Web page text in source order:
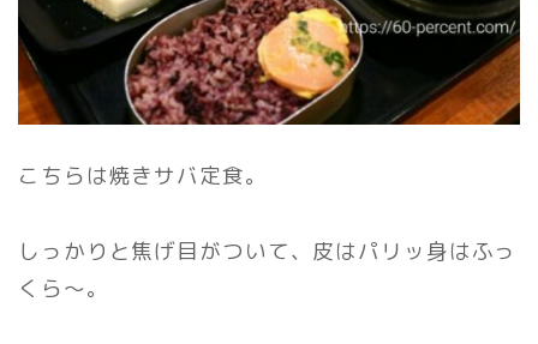
こちらは焼きサバ定食。
しっかりと焦げ目がついて、皮はパリッ身はふっ
くら～。